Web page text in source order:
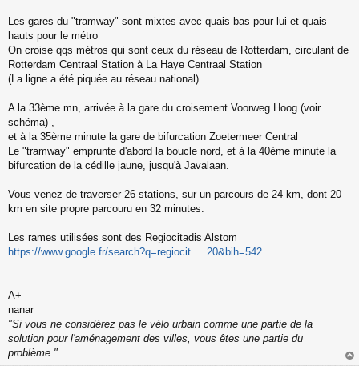
Les gares du "tramway" sont mixtes avec quais bas pour lui et quais
hauts pour le métro
On croise qqs métros qui sont ceux du réseau de Rotterdam, circulant de
Rotterdam Centraal Station à La Haye Centraal Station
(La ligne a été piquée au réseau national)
A la 33ème mn, arrivée à la gare du croisement Voorweg Hoog (voir
schéma) ,
et à la 35ème minute la gare de bifurcation Zoetermeer Central
Le "tramway" emprunte d'abord la boucle nord, et à la 40ème minute la
bifurcation de la cédille jaune, jusqu'à Javalaan.
Vous venez de traverser 26 stations, sur un parcours de 24 km, dont 20
km en site propre parcouru en 32 minutes.
Les rames utilisées sont des Regiocitadis Alstom
https://www.google.fr/search?q=regiocit ... 20&bih=542
A+
nanar
"Si vous ne considérez pas le vélo urbain comme une partie de la
solution pour l'aménagement des villes, vous êtes une partie du
problème."